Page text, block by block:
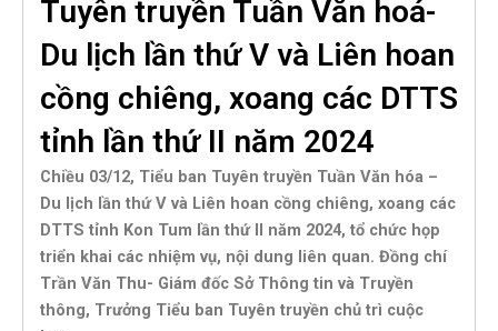
Tuyên truyền Tuần Văn hoá-
Du lịch lần thứ V và Liên hoan
cồng chiêng, xoang các DTTS
tỉnh lần thứ II năm 2024
Chiều 03/12, Tiểu ban Tuyên truyền Tuần Văn hóa –
Du lịch lần thứ V và Liên hoan cồng chiêng, xoang các
DTTS tỉnh Kon Tum lần thứ II năm 2024, tổ chức họp
triển khai các nhiệm vụ, nội dung liên quan. Đồng chí
Trần Văn Thu- Giám đốc Sở Thông tin và Truyền
thông, Trưởng Tiểu ban Tuyên truyền chủ trì cuộc